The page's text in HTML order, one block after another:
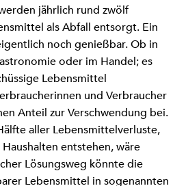
jährlich rund zwölf
als Abfall entsorgt. Ein
noch genießbar. Ob in
oder im Handel; es
Lebensmittel
und Verbraucher
Anteil zur Verschwendung bei.
aller Lebensmittelverluste,
entstehen, wäre
Lösungsweg könnte die
Lebensmittel in sogenannten